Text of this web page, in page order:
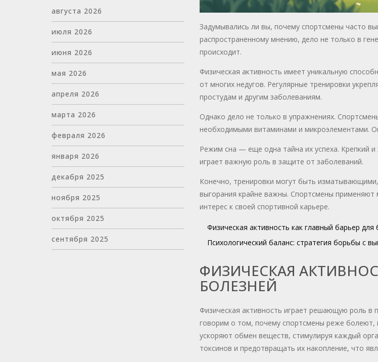
Задумывались ли вы, почему спортсмены часто
распространенному мнению, дело не только в
происходит.
Физическая активность имеет уникальную
от многих недугов. Регулярные тренировки
простудам и другим заболеваниям.
Однако дело не только в упражнениях.
необходимыми витаминами и микроэлементами.
Режим сна — еще одна тайна их успеха. Крепкий и
играет важную роль в защите от заболеваний.
Конечно, тренировки могут быть
выгорания крайне важны. Спортсмены
интерес к своей спортивной карьере.
Физическая активность как главный барьер для
Психологический баланс: стратегия борьбы с
ФИЗИЧЕСКАЯ
БОЛЕЗНЕЙ
Физическая активность играет решающую роль в
говорим о том, почему спортсмены реже болеют,
ускоряют обмен веществ, стимулируя каждый
токсинов и предотвращать их накопление, что
августа 2026
июля 2026
июня 2026
мая 2026
апреля 2026
марта 2026
февраля 2026
января 2026
декабря 2025
ноября 2025
октября 2025
сентября 2025